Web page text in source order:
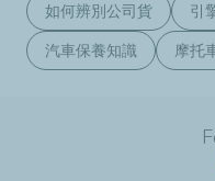
如何辨別公司貨
引
汽車保養知識 摩托